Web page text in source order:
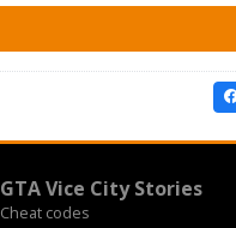
GTA Vice City Stories
Cheat codes